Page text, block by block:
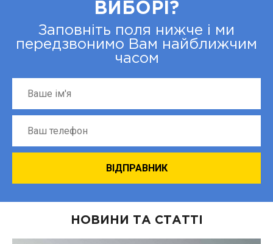
ВИБОРІ?
Заповніть поля нижче і ми
передзвонимо Вам найближчим
часом
НОВИНИ ТА СТАТТІ